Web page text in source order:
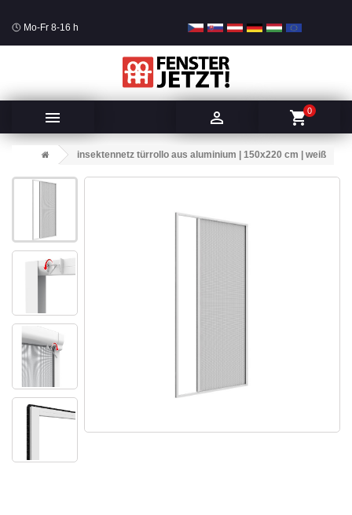
Mo-Fr 8-16 h
  shopping_cart0
insektennetz türrollo aus aluminium | 150x220 cm | weiß